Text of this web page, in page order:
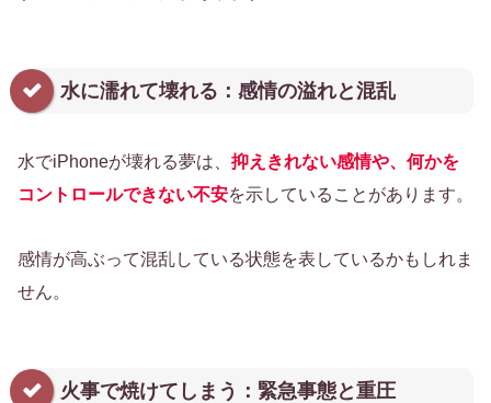
水に濡れて壊れる：感情の溢れと混乱
水でiPhoneが壊れる夢は、 抑えきれない感情や、何かを
コントロールできない不安を示していることがあります。
感情が高ぶって混乱している状態を表しているかもしれま
せん。
火事で焼けてしまう：緊急事態と重圧